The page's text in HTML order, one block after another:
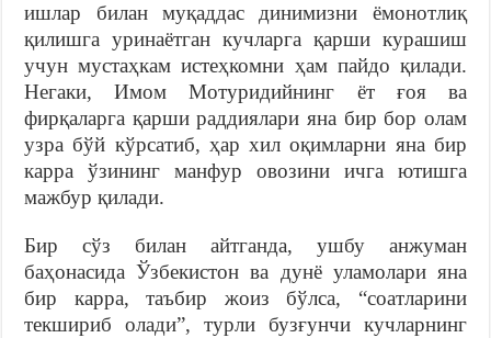
ишлар билан муқаддас динимизни ёмонотлиқ
қилишга уринаётган кучларга қарши курашиш
учун мустаҳкам истеҳкомни ҳам пайдо қилади.
Негаки, Имом Мотуридийнинг ёт ғоя ва
фирқаларга қарши раддиялари яна бир бор олам
узра бўй кўрсатиб, ҳар хил оқимларни яна бир
карра ўзининг манфур овозини ичга ютишга
мажбур қилади.
Бир сўз билан айтганда, ушбу анжуман
баҳонасида Ўзбекистон ва дунё уламолари яна
бир карра, таъбир жоиз бўлса, “соатларини
текшириб олади”, турли бузғунчи кучларнинг